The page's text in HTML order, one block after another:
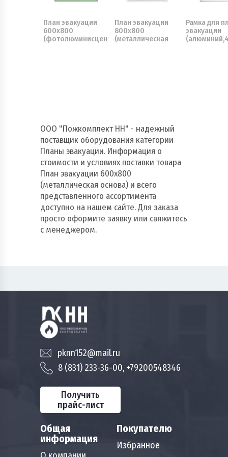
План эвакуации
600х800
(фотолюминисцентный)
План эвакуации
800х800
(металлическая
Рамка для
эвакуации
ООО "Пожкомплект НН" - надежный
поставщик оборудования категории
Планы эвакуации. Информация о
стоимости и условиях поставки товара
План эвакуации 600х800
(металлическая основа) и всего
представленного ассортимента
доступно на нашем сайте. Для заказа
просто оформите заявку или свяжитесь
с менеджером.
Общая
информация
Покупателю
Избранное
pknn152@mail.ru
8 (831) 233-36-00, +79200548346
Получить
прайс-лист